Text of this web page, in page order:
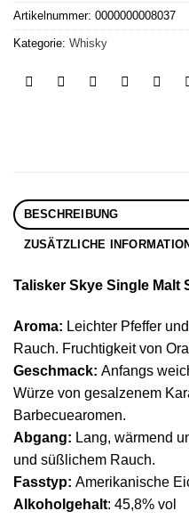
Artikelnummer: 0000000008037
Kategorie: Whisky
BESCHREIBUNG
ZUSÄTZLICHE
Talisker Skye Single Malt
Aroma: Leichter Pfeffer
Rauch. Fruchtigkeit von
Geschmack: Anfangs
Würze von gesalzenem
Barbecuearomen.
Abgang: Lang, wärmend
und süßlichem Rauch.
Fasstyp: Amerikanische
Alkoholgehalt: 45,8% vol